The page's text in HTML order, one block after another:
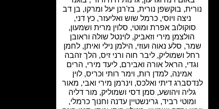
בוקשפן נורית, בז'רנן יעל ומרקו,בן דב
ניצה ויוסי,כרמל שוש ואליעזר, כץ דני,
אפרת ומוטי,סלוין מרית ושמעון,
מירי וזאביק, לוינטל שולה וראובן
סלע נאוה ועוזי, הילמן נילי ואיתן, לחמן
ושמוליק,ליבר חוה ורני זיס,הלך זהבה
הראל אורה ואבירם, ליעד מירי,הרים
למדן רות,וימר רותי וכריס, לוין
דיתי ואלכס, וינרמן מירי ואבי, מאור
ויהושע, סמן דסי ושמוליק, מור דליה
רביד,גרינשטיין עדנה וחנוך כרמלי,